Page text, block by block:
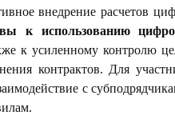
внедрение расчетов
к использованию
к усиленному контролю
контрактов. Для
с